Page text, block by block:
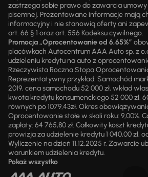
zastrzega sobie prawo do zawarcia
pisemnej. Prezentowane informacje mają
informacyjny i nie stanowią oferty ani
art. 66 § 1 oraz art. 556 Kodeksu cywilnego.
Promocja „Oprocentowanie od 6,65%”
placówkach Autocentrum AAA Auto sp. z
udzieleniu kredytu na auto z
Rzeczywista Roczna Stopa Oprocentowania
Reprezentatywny przykład: Samochód
2019, cena samochodu 52 000 zł, wkład
kwota kredytu konsumenckiego 52 000 zł,
równych po 1079,43zł. Okres
Oprocentowanie stałe w skali roku: 9,00%.
zapłaty: 64 765,80 zł. Całkowity koszt
prowizja za udzielenie kredytu 1 040,00 zł,
Wyliczenie na dzień 11.12.2025 r. Zawarcie
warunkiem udzielenia kredytu.
Pokaż wszystko